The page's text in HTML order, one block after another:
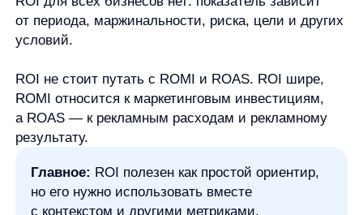
интернет-магазина
Я ознакомился с условиями
на обработки моих персональных данных